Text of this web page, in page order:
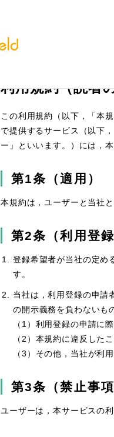
利用規約（読者の方）
利用規約（読者
この利用規約（以下，「本
で提供するサービス（以下
ー」といいます。）には，
第1条（適用）
本規約は，ユーザーと当社
第2条（利用登録
登録希望者が当社の定め
す。
当社は，利用登録の申請
の開示義務を負わないも
（1）利用登録の申請に
（2）本規約に違反した
（3）その他，当社が利
第3条（禁止事項
ユーザーは，本サービスの